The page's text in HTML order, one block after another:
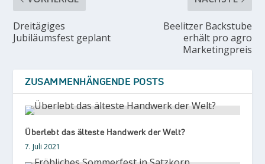
Dreitägiges
Jubiläumsfest geplant
Beelitzer Backstube
erhält pro agro
Marketingpreis
ZUSAMMENHÄNGENDE POSTS
Überlebt das älteste Handwerk der Welt?
7. Juli 2021